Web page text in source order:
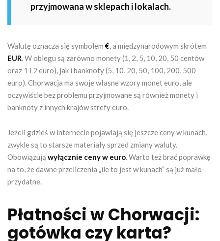
przyjmowana w sklepach i lokalach.
Walutę oznacza się symbolem €, a międzynarodowym skrótem
EUR. W obiegu są zarówno monety (1, 2, 5, 10, 20, 50 centów
oraz 1 i 2 euro), jak i banknoty (5, 10, 20, 50, 100, 200, 500
euro). Chorwacja ma swoje własne wzory monet euro, ale
oczywiście bez problemu przyjmowane są również monety i
banknoty z innych krajów strefy euro.
Jeżeli gdzieś w internecie pojawiają się jeszcze ceny w kunach,
zwykle są to starsze materiały sprzed zmiany waluty.
Obowiązują wyłącznie ceny w euro. Warto też brać poprawkę
na to, że dawne przeliczenia „ile to jest w kunach” są już mało
przydatne.
Płatności w Chorwacji:
gotówka czy karta?